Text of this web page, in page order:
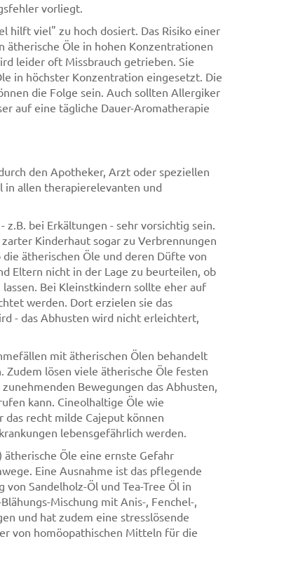
vorliegt.
hilft viel" zu hoch dosiert. Das Risiko einer
ätherische Öle in hohen Konzentrationen
leider oft Missbrauch getrieben. Sie
in höchster Konzentration eingesetzt. Die
die Folge sein. Auch sollten Allergiker
auf eine tägliche Dauer-Aromatherapie
den Apotheker, Arzt oder speziellen
allen therapierelevanten und
bei Erkältungen - sehr vorsichtig sein.
Kinderhaut sogar zu Verbrennungen
ätherischen Öle und deren Düfte von
Eltern nicht in der Lage zu beurteilen, ob
Bei Kleinstkindern sollte eher auf
werden. Dort erzielen sie das
- das Abhusten wird nicht erleichtert,
mit ätherischen Ölen behandelt
Zudem lösen viele ätherische Öle festen
Bewegungen das Abhusten,
kann. Cineolhaltige Öle wie
das recht milde Cajeput können
lebensgefährlich werden.
Öle eine ernste Gefahr
Eine Ausnahme ist das pflegende
Sandelholz-Öl und Tea-Tree Öl in
Mischung mit Anis-, Fenchel-,
und hat zudem eine stresslösende
von homöopathischen Mitteln für die